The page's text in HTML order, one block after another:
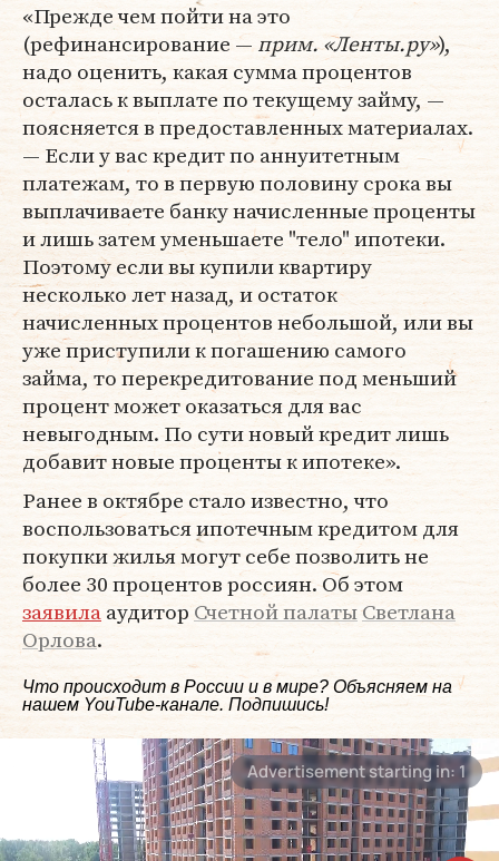
«Прежде чем пойти на это
(рефинансирование — прим. «Ленты.ру»),
надо оценить, какая сумма процентов
осталась к выплате по текущему займу, —
поясняется в предоставленных материалах.
— Если у вас кредит по аннуитетным
платежам, то в первую половину срока вы
выплачиваете банку начисленные проценты
и лишь затем уменьшаете "тело" ипотеки.
Поэтому если вы купили квартиру
несколько лет назад, и остаток
начисленных процентов небольшой, или вы
уже приступили к погашению самого
займа, то перекредитование под меньший
процент может оказаться для вас
невыгодным. По сути новый кредит лишь
добавит новые проценты к ипотеке».
Ранее в октябре стало известно, что
воспользоваться ипотечным кредитом для
покупки жилья могут себе позволить не
более 30 процентов россиян. Об этом
заявилааудиторСчетной палатыСветлана
Орлова.
Что происходит в России и в мире? Объясняем на
нашем YouTube-канале. Подпишись!